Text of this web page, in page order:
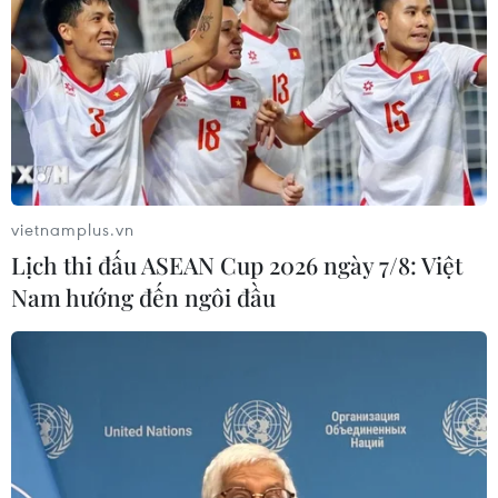
TRS20 trên sàn Singapore tăng 0,12%.
Thị trường hàng hóa nguyên liệu thế giới
chấm dứt chuỗi 4 phiên tăng điểm
15/05/2025 03:31
vietnamplus.vn
Lịch thi đấu ASEAN Cup 2026 ngày 7/8: Việt
Nam hướng đến ngôi đầu